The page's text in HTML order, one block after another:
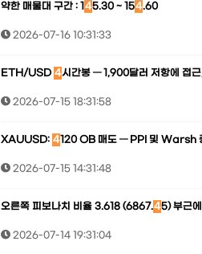
약한 매물대 구간 : 1 45.30 ~ 154.60
2026-07-16 10:31:33
ETH/USD 4시간봉 — 1,900달러 저항에 접
2026-07-15 18:31:58
XAUUSD: 4120 OB 매도 — PPI 및 Warsh
2026-07-15 14:31:48
오른쪽 피보나치 비율 3.618 (6867.45) 부근
2026-07-14 19:31:04